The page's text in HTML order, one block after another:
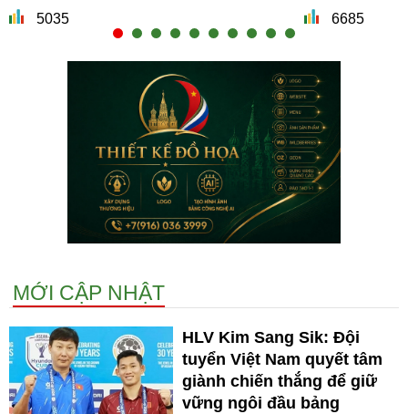
5035 6685
MỚI CẬP NHẬT
HLV Kim Sang Sik: Đội
tuyển Việt Nam quyết tâm
giành chiến thắng để giữ
vững ngôi đầu bảng